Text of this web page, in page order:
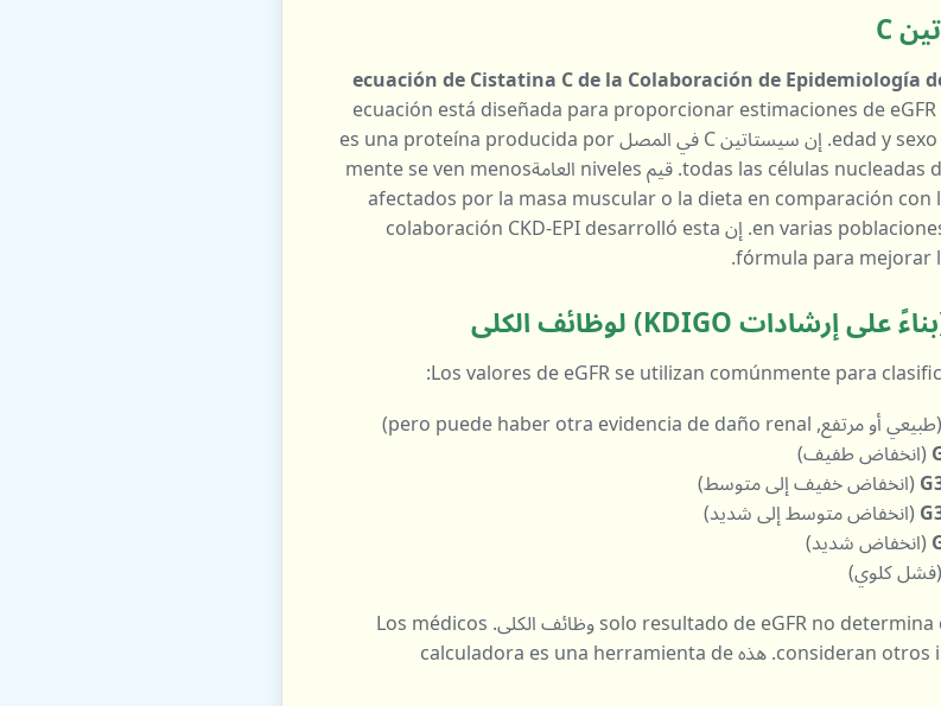
ecuación de Cistatina C de la Colaboración de Epidemiología
. هذه ecuación está diseñada para proporcionar estimaciones de eGFR
utilizando سيستاتين C في المصل (Scys), edad y sexo. إن سيستاتين C في المصل es una proteína producida por
todas las células nucleadas del cuerpo y es filtrada por los riñones. قيم niveles العامةmente se ven menos
afectados por la masa muscular o la dieta en comparación
marcador valioso para la وظائف الكلى en varias poblaciones. إن colaboración CKD-EPI desarrolló esta
fórmula para mejorar
Los valores de eGFR se utilizan comúnmente para
Nota: إن solo resultado de eGFR no determina completamente su estado de وظائف الكلى. Los médicos
consideran otros indicadores clínicos e historial médico. هذه calculadora es una herramienta de